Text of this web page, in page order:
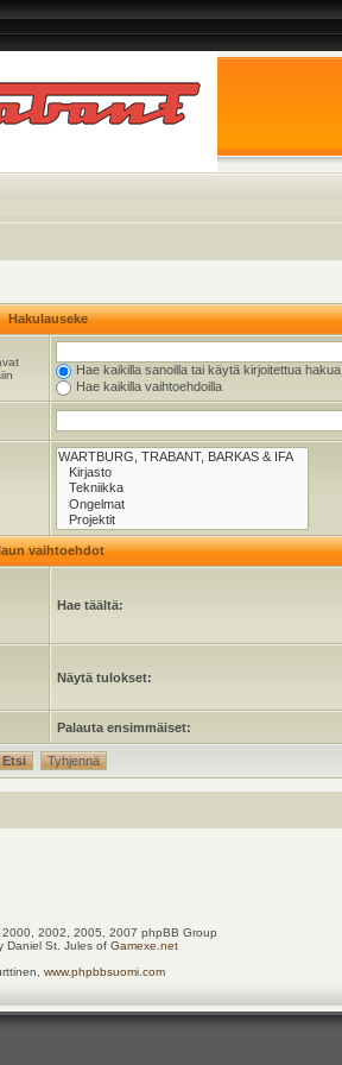
Hakulauseke
Hae kaikilla sanoilla tai käytä kirjoitettua hakua
Hae kaikilla vaihtoehdoilla
vaihtoehdot
Hae täältä:
Näytä tulokset:
Palauta ensimmäiset:
2002, 2005, 2007 phpBB Group
Daniel St. Jules ofGamexe.net
www.phpbbsuomi.com